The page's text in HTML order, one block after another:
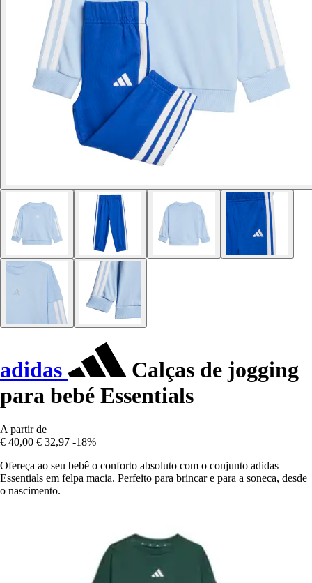
adidas
Calças de jogging
para bebé Essentials
A partir de
€ 40,00 € 32,97 -18%
Ofereça ao seu bebê o conforto absoluto com o conjunto adidas
Essentials em felpa macia. Perfeito para brincar e para a soneca, desde
o nascimento.